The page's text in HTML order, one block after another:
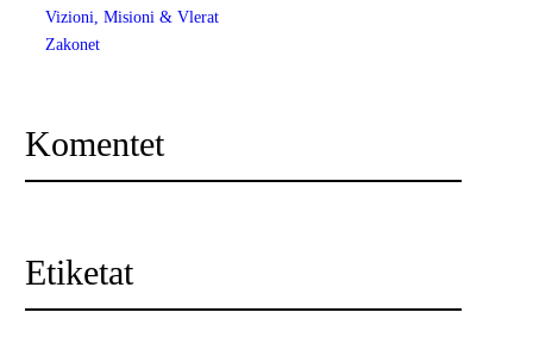
Vizioni, Misioni & Vlerat
Zakonet
Komentet
Etiketat